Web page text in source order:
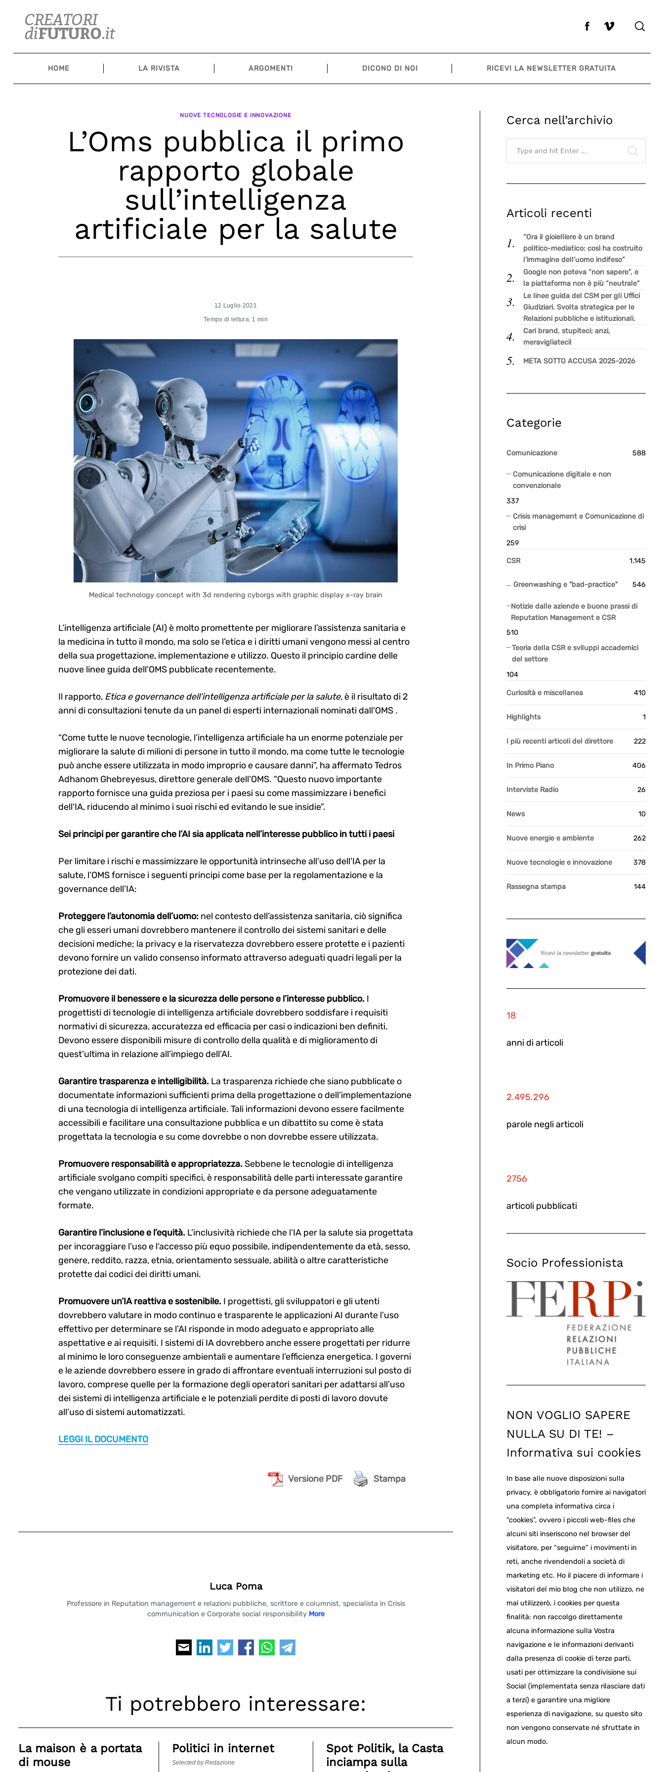
content
HOME LA RIVISTA ARGOMENTI DICONO DI NOI RICEVI LA NEWSLETTER GRATUITA
NUOVE TECNOLOGIE E INNOVAZIONE
L’Oms pubblica il primo
rapporto globale
sull’intelligenza
artificiale per la salute
12 Luglio 2021
Tempo di lettura: 1 min
Medical technology concept with 3d rendering cyborgs with graphic display x-ray brain
L’intelligenza artificiale (AI) è molto promettente per migliorare l’assistenza sanitaria e
la medicina in tutto il mondo, ma solo se l’etica e i diritti umani vengono messi al centro
della sua progettazione, implementazione e utilizzo. Questo il principio cardine delle
nuove linee guida dell’OMS pubblicate recentemente.
Il rapporto, Etica e governance dell’intelligenza artificiale per la salute,è il risultato di 2
anni di consultazioni tenute da un panel di esperti internazionali nominati dall’OMS .
“Come tutte le nuove tecnologie, l’intelligenza artificiale ha un enorme potenziale per
migliorare la salute di milioni di persone in tutto il mondo, ma come tutte le tecnologie
può anche essere utilizzata in modo improprio e causare danni”, ha affermato Tedros
Adhanom Ghebreyesus, direttore generale dell’OMS. “Questo nuovo importante
rapporto fornisce una guida preziosa per i paesi su come massimizzare i benefici
dell’IA, riducendo al minimo i suoi rischi ed evitando le sue insidie”.
Sei principi per garantire che l’AI sia applicata nell’interesse pubblico in tutti i paesi
Per limitare i rischi e massimizzare le opportunità intrinseche all’uso dell’IA per la
salute, l’OMS fornisce i seguenti principi come base per la regolamentazione e la
governance dell’IA:
Proteggere l’autonomia dell’uomo:nel contesto dell’assistenza sanitaria, ciò significa
che gli esseri umani dovrebbero mantenere il controllo dei sistemi sanitari e delle
decisioni mediche; la privacy e la riservatezza dovrebbero essere protette e i pazienti
devono fornire un valido consenso informato attraverso adeguati quadri legali per la
protezione dei dati.
Promuovere il benessere e la sicurezza delle persone e l’interesse pubblico.I
progettisti di tecnologie di intelligenza artificiale dovrebbero soddisfare i requisiti
normativi di sicurezza, accuratezza ed efficacia per casi o indicazioni ben definiti.
Devono essere disponibili misure di controllo della qualità e di miglioramento di
quest’ultima in relazione all’impiego dell’AI.
Garantire trasparenza e intelligibilità.La trasparenza richiede che siano pubblicate o
documentate informazioni sufficienti prima della progettazione o dell’implementazione
di una tecnologia di intelligenza artificiale. Tali informazioni devono essere facilmente
accessibili e facilitare una consultazione pubblica e un dibattito su come è stata
progettata la tecnologia e su come dovrebbe o non dovrebbe essere utilizzata.
Promuovere responsabilità e appropriatezza.Sebbene le tecnologie di intelligenza
artificiale svolgano compiti specifici, è responsabilità delle parti interessate garantire
che vengano utilizzate in condizioni appropriate e da persone adeguatamente
formate.
Garantire l’inclusione e l’equità. L’inclusività richiede che l’IA per la salute sia progettata
per incoraggiare l’uso e l’accesso più equo possibile, indipendentemente da età, sesso,
genere, reddito, razza, etnia, orientamento sessuale, abilità o altre caratteristiche
protette dai codici dei diritti umani.
Promuovere un’IA reattiva e sostenibile. I progettisti, gli sviluppatori e gli utenti
dovrebbero valutare in modo continuo e trasparente le applicazioni AI durante l’uso
effettivo per determinare se l’AI risponde in modo adeguato e appropriato alle
aspettative e ai requisiti. I sistemi di IA dovrebbero anche essere progettati per ridurre
al minimo le loro conseguenze ambientali e aumentare l’efficienza energetica. I governi
e le aziende dovrebbero essere in grado di affrontare eventuali interruzioni sul posto di
lavoro, comprese quelle per la formazione degli operatori sanitari per adattarsi all’uso
dei sistemi di intelligenza artificiale e le potenziali perdite di posti di lavoro dovute
all’uso di sistemi automatizzati.
LEGGI IL DOCUMENTO
Versione PDF Stampa
Luca Poma
Professore in Reputation management e relazioni pubbliche, scrittore e columnist, specialista in Crisis
communication e Corporate social responsibility More
Ti potrebbero interessare:
La maison è a portata
di mouse
Politici in internet
Selected by Redazione
Spot Politik, la Casta
inciampa sulla
Cerca nell’archivio
Search
for:
Articoli recenti
“Ora il gioielliere è un brand
politico-mediatico: così ha costruito
l’immagine dell’uomo indifeso”
Google non poteva “non sapere”, e
la piattaforma non è più “neutrale”
Le linee guida del CSM per gli Uffici
Giudiziari. Svolta strategica per le
Relazioni pubbliche e istituzionali.
Cari brand, stupiteci; anzi,
meravigliateci!
META SOTTO ACCUSA 2025-2026
Categorie
Comunicazione 588
Comunicazione digitale e non
convenzionale
337
Crisis management e Comunicazione di
crisi
259
CSR 1.145
Greenwashing e "bad-practice" 546
Notizie dalle aziende e buone prassi di
Reputation Management e CSR
510
Teoria della CSR e sviluppi accademici
del settore
104
Curiosità e miscellanea 410
Highlights 1
I più recenti articoli del direttore 222
In Primo Piano 406
Interviste Radio 26
News 10
Nuove energie e ambiente 262
Nuove tecnologie e innovazione 378
Rassegna stampa 144
18
anni di articoli
2.495.296
parole negli articoli
2756
articoli pubblicati
Socio Professionista
NON VOGLIO SAPERE
NULLA SU DI TE! –
Informativa sui cookies
In base alle nuove disposizioni sulla
privacy, è obbligatorio fornire ai navigatori
una completa informativa circa i
“cookies”, ovvero i piccoli web-files che
alcuni siti inseriscono nel browser del
visitatore, per “seguirne” i movimenti in
reti, anche rivendendoli a società di
marketing etc. Ho il piacere di informare i
visitatori del mio blog che non utilizzo, ne
mai utilizzerò, i cookies per questa
finalità: non raccolgo direttamente
alcuna informazione sulla Vostra
navigazione e le informazioni derivanti
dalla presenza di cookie di terze parti,
usati per ottimizzare la condivisione sui
Social (implementata senza rilasciare dati
a terzi) e garantire una migliore
esperienza di navigazione, su questo sito
non vengono conservate né sfruttate in
alcun modo.
Search
for: